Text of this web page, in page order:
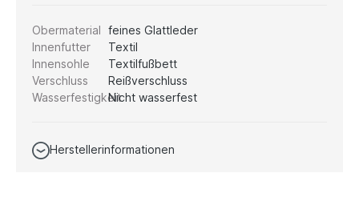
Obermaterial feines Glattleder
Innenfutter
Textil
Innensohle
Textilfußbett
Verschluss
Reißverschluss
WasserfestigkeitNicht wasserfest
Herstellerinformationen